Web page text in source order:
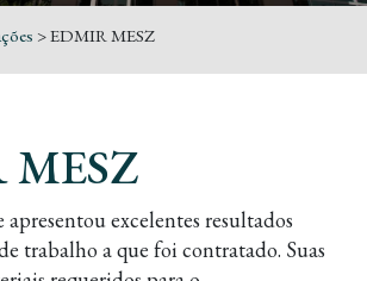
>EDMIR MESZ
excelentes resultados
trabalho a que foi contratado. Suas